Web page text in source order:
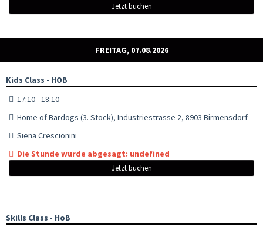
Jetzt buchen
FREITAG, 07.08.2026
Kids Class - HOB
17:10 - 18:10
Home of Bardogs (3. Stock), Industriestrasse 2, 8903 Birmensdorf
Siena Crescionini
Die Stunde wurde abgesagt: undefined
Jetzt buchen
Skills Class - HoB